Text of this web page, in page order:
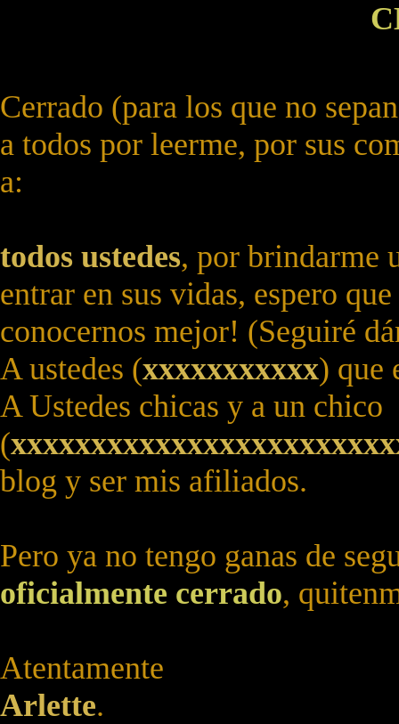
Cerrado (para los que no
a todos por leerme, por sus
a:
todos ustedes, por brindarme
entrar en sus vidas, espero
conocernos mejor! (Seguiré
A ustedes (xxxxxxxxxxx) que
A Ustedes chicas y a un chico
(xxxxxxxxxxxxxxxxxxxxxxxx
blog y ser mis afiliados.
Pero ya no tengo ganas de
oficialmente cerrado,
Atentamente
Arlette.